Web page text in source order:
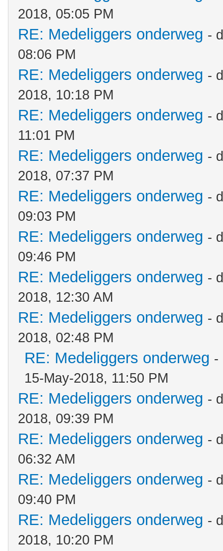
2018, 05:05 PM
RE: Medeliggers onderweg -
08:06 PM
RE: Medeliggers onderweg -
2018, 10:18 PM
RE: Medeliggers onderweg -
11:01 PM
RE: Medeliggers onderweg -
2018, 07:37 PM
RE: Medeliggers onderweg -
09:03 PM
RE: Medeliggers onderweg -
09:46 PM
RE: Medeliggers onderweg -
2018, 12:30 AM
RE: Medeliggers onderweg -
2018, 02:48 PM
RE: Medeliggers onderweg -
15-May-2018, 11:50 PM
RE: Medeliggers onderweg -
2018, 09:39 PM
RE: Medeliggers onderweg -
06:32 AM
RE: Medeliggers onderweg -
09:40 PM
RE: Medeliggers onderweg -
2018, 10:20 PM